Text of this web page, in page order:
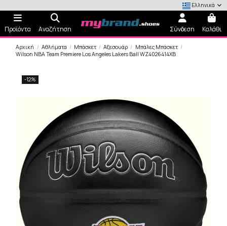
Ελληνικά
Προϊόντα Αναζήτηση Σύνδεση Καλάθι
Αρχική Αθλήματα Μπάσκετ Αξεσουάρ
Μπάλες Μπάσκετ
Wilson NBA Team Premiere Los Angeles Lakers Ball WZ4026414XB
-12%